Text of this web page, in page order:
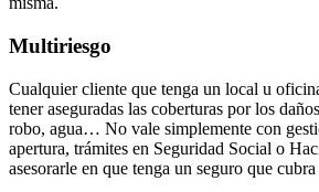
Multiriesgo
Cualquier cliente que tenga un local u
tener aseguradas las coberturas por los
robo, agua… No vale simplemente con
apertura, trámites en Seguridad Social o
asesorarle en que tenga un seguro que